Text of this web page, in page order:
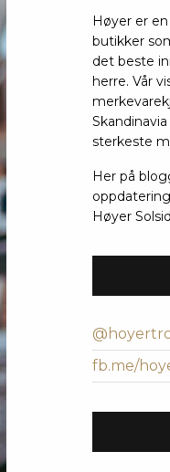
Høyer er
butikker
det beste
herre. Vår
sterkeste
Her på
Høyer
fb.me/